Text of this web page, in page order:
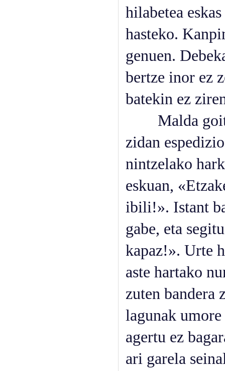
hilabetea
hasteko.
genuen.
bertze inor ez
batekin ez
Malda goiti
zidan
nintzelako
eskuan,
ibili!». Istant
gabe, eta
kapaz!». Urte
aste hartako
zuten bandera
lagunak
agertu ez
ari garela